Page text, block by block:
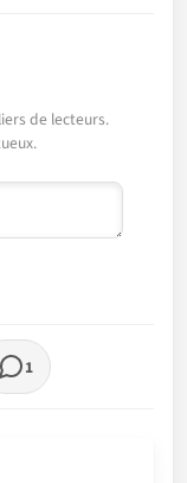
de lecteurs.
1